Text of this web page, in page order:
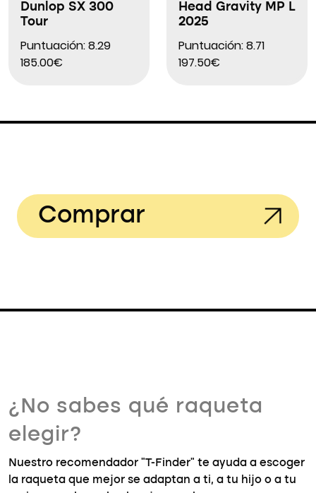
Dunlop SX 300
Tour
Puntuación: 8.29
185.00€
Head Gravity MP L
2025
Puntuación: 8.71
197.50€
Comprar
¿No sabes qué raqueta
elegir?
Nuestro recomendador "T-Finder" te ayuda a escoger
la raqueta que mejor se adaptan a ti, a tu hijo o a tu